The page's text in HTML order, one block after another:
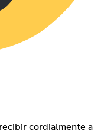
cordialmente a